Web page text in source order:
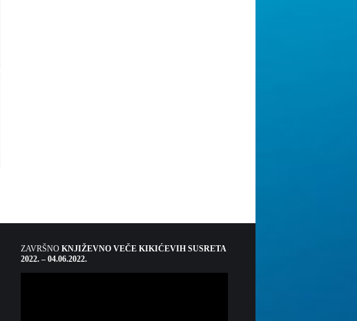
ZAVRŠNO KNJIŽEVNO VEČE KIKIĆEVIH SUSRETA
2022. – 04.06.2022.